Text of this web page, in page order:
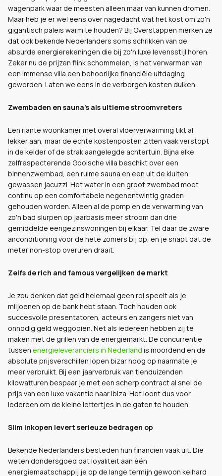
wagenpark waar de meesten alleen maar van kunnen dromen.
Maar heb je er wel eens over nagedacht wat het kost om zo'n
gigantisch paleis warm te houden? Bij Overstappen merken ze
dat ook bekende Nederlanders soms schrikken van de
absurde energierekeningen die bij zo'n luxe levensstijl horen.
Zeker nu de prijzen flink schommelen, is het verwarmen van
een immense villa een behoorlijke financiële uitdaging
geworden. Laten we eens in de verborgen kosten duiken.
Zwembaden en sauna's als ultieme stroomvreters
Een riante woonkamer met overal vloerverwarming tikt al
lekker aan, maar de echte kostenposten zitten vaak verstopt
in de kelder of de strak aangelegde achtertuin. Bijna elke
zelfrespecterende Gooische villa beschikt over een
binnenzwembad, een ruime sauna en een uit de kluiten
gewassen jacuzzi. Het water in een groot zwembad moet
continu op een comfortabele negenentwintig graden
gehouden worden. Alleen al de pomp en de verwarming van
zo'n bad slurpen op jaarbasis meer stroom dan drie
gemiddelde eengezinswoningen bij elkaar. Tel daar de zware
airconditioning voor de hete zomers bij op, en je snapt dat de
meter non-stop overuren draait.
Zelfs de rich and famous vergelijken de markt
Je zou denken dat geld helemaal geen rol speelt als je
miljoenen op de bank hebt staan. Toch houden ook
succesvolle presentatoren, acteurs en zangers niet van
onnodig geld weggooien. Net als iedereen hebben zij te
maken met de grillen van de energiemarkt. De concurrentie
tussen energieleveranciers in Nederland is moordend en de
absolute prijsverschillen lopen bizar hoog op naarmate je
meer verbruikt. Bij een jaarverbruik van tienduizenden
kilowatturen bespaar je met een scherp contract al snel de
prijs van een luxe vakantie naar Ibiza. Het loont dus voor
iedereen om de kleine lettertjes in de gaten te houden.
Slim inkopen levert serieuze bedragen op
Bekende Nederlanders besteden hun financiën vaak uit. Die
weten dondersgoed dat loyaliteit aan één
energiemaatschappij je op de lange termijn gewoon keihard